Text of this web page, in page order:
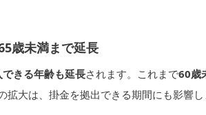
歳未満まで延長
きる年齢も延長されます。これまで60歳
拡大は、掛金を拠出できる期間にも影響し